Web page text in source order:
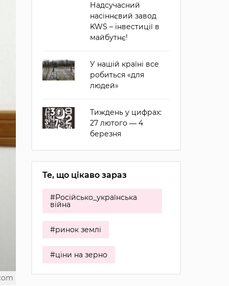
Надсучасний
насіннєвий завод
KWS – інвестиції в
майбутнє!
У нашій країні все
робиться «для
людей»
Тиждень у цифрах:
27 лютого ― 4
березня
Те, що цікаво зараз
#Російсько_українська
війна
#ринок землі
#ціни на зерно